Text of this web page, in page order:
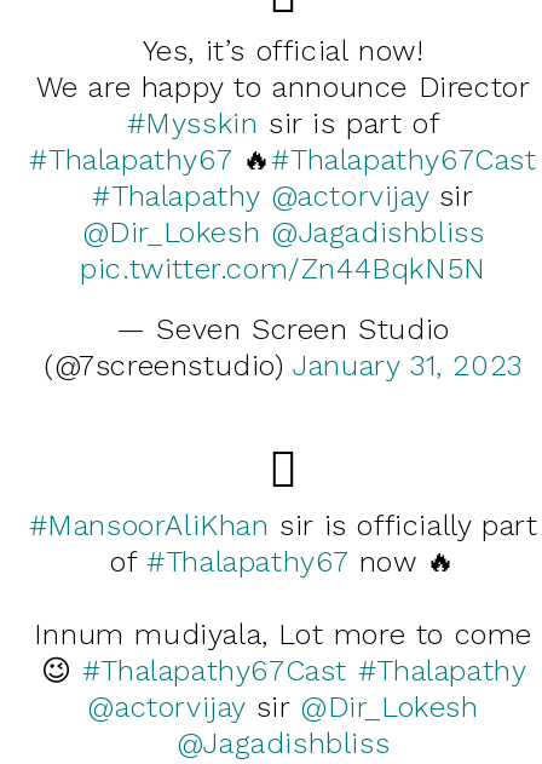
Yes, it’s official now!
We are happy to announce Director
#Mysskin sir is part of
#Thalapathy67 🔥#Thalapathy67Cast
#Thalapathy @actorvijaysir
@Dir_Lokesh @Jagadishbliss
pic.twitter.com/Zn44BqkN5N
— Seven Screen Studio
(@7screenstudio)January 31, 2023
#MansoorAliKhan sir is officially part
of#Thalapathy67 now 🔥
Innum mudiyala, Lot more to come
😉 #Thalapathy67Cast #Thalapathy
@actorvijay sir @Dir_Lokesh
@Jagadishbliss